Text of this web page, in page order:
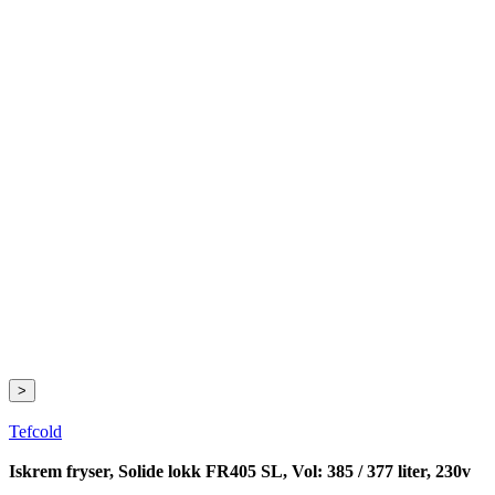
>
Tefcold
Iskrem fryser, Solide lokk FR405 SL, Vol: 385 / 377 liter, 230v